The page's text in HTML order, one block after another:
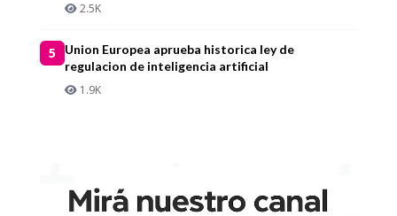
2.5K
5
Union Europea aprueba historica ley de
regulacion de inteligencia artificial
1.9K